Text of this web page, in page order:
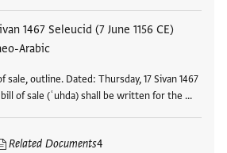
1467 Seleucid (7 June 1156 CE)
Arabic
sale, outline. Dated: Thursday, 17 Sivan 1467
of sale (ʿuhda) shall be written for the …
Related Documents4